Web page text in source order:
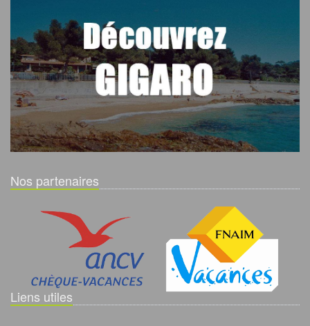
Nos partenaires
Liens utiles